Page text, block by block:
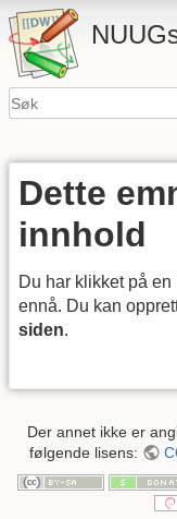
Dette
innhold
Du har klikket på
ennå. Du kan
siden.
Der annet ikke er
følgende lisens: